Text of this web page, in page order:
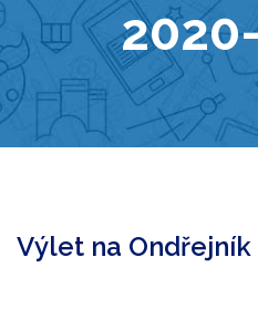
Výlet na Ondřejník